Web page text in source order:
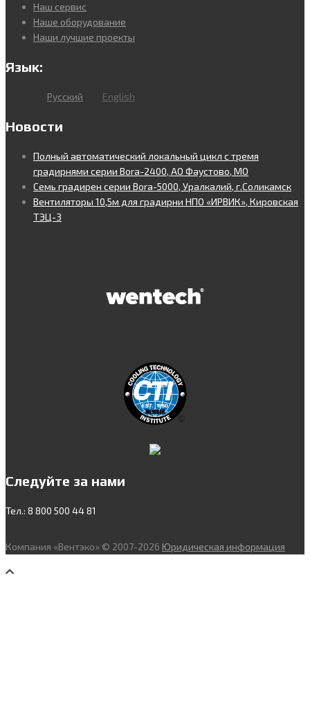
Наш сервис
Наше оборудование
Наши лучшие проекты
Язык:
Русский English
Новости
Полный автоматический локальный цикл с тремя
градирнями серии Bora-2400, АО Фаустово, МО
Семь градирен серии Bora-5000, Уралкалий, г.Соликамск
Вентиляторы 10,5м для градирни НПО «ИРВИК», Кировская
ТЭЦ-3
Следуйте за нами
Тел.: 8 800 500 44 81
Компания «Вентэко» © 2007-2026 Юридическая информация